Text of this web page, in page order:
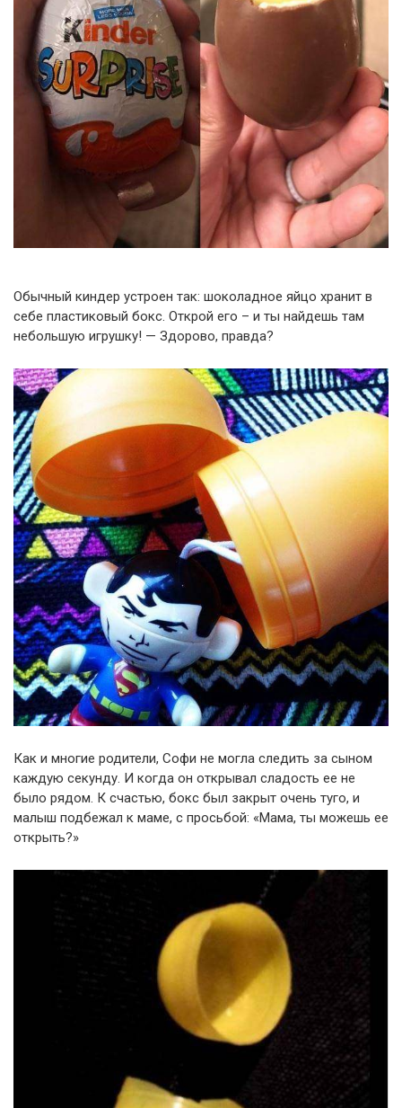
Обычный киндер устроен так: шоколадное яйцо хранит в
себе пластиковый бокс. Открой его – и ты найдешь там
небольшую игрушку! — Здорово, правда?
Как и многие родители, Софи не могла следить за сыном
каждую секунду. И когда он открывал сладость ее не
было рядом. К счастью, бокс был закрыт очень туго, и
малыш подбежал к маме, с просьбой: «Мама, ты можешь ее
открыть?»